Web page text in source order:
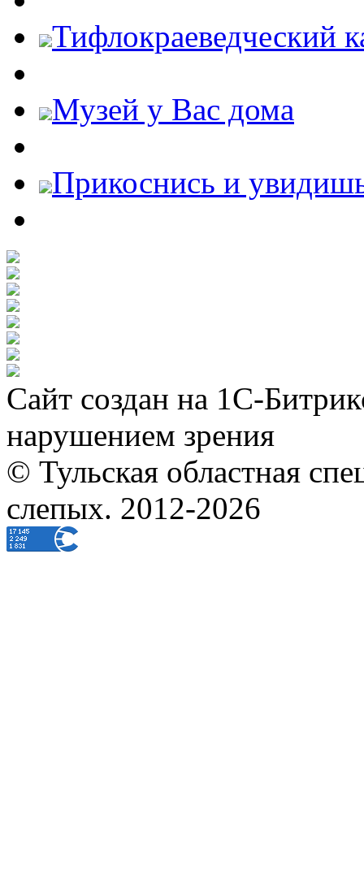
Тифлокраеведческий
Музей у Вас дома
Прикоснись и
Сайт создан на 1С-
нарушением зрения
© Тульская областная
слепых. 2012-2026